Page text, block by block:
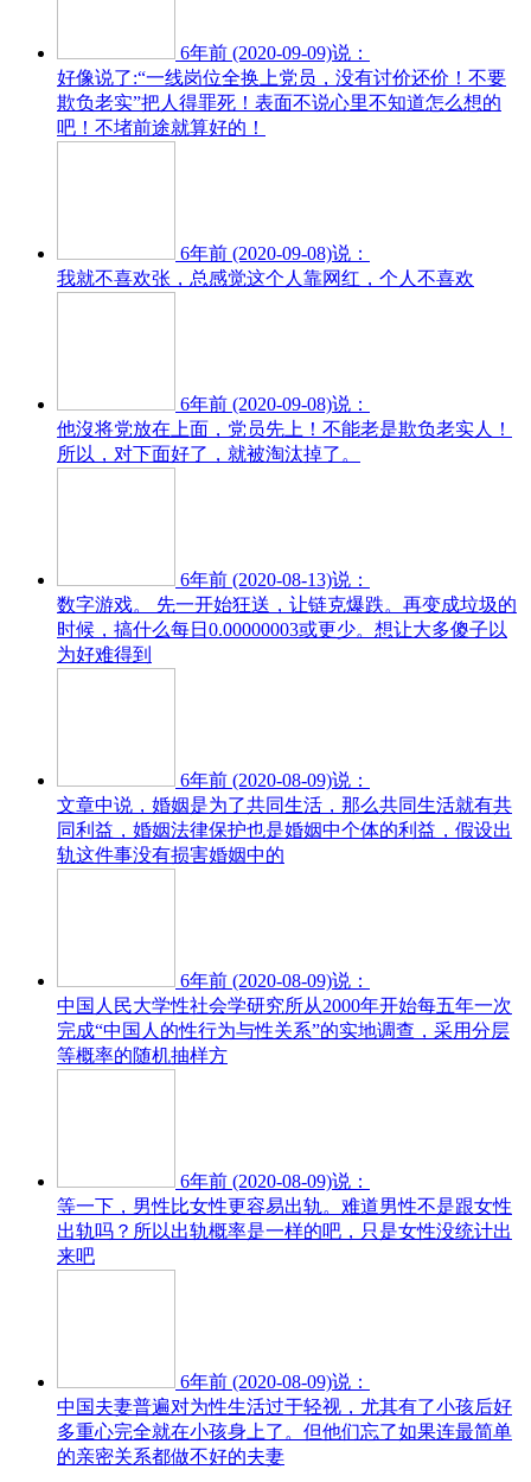
6年前 (2020-09-09)说：
好像说了:“一线岗位全换上党员，没有讨价还价！不要
欺负老实”把人得罪死！表面不说心里不知道怎么想的
吧！不堵前途就算好的！
6年前 (2020-09-08)说：
我就不喜欢张，总感觉这个人靠网红，个人不喜欢
6年前 (2020-09-08)说：
他沒将党放在上面，党员先上！不能老是欺负老实人！
所以，对下面好了，就被淘汰掉了。
6年前 (2020-08-13)说：
数字游戏。 先一开始狂送，让链克爆跌。再变成垃圾的
时候，搞什么每日0.00000003或更少。想让大多傻子以
为好难得到
6年前 (2020-08-09)说：
文章中说，婚姻是为了共同生活，那么共同生活就有共
同利益，婚姻法律保护也是婚姻中个体的利益，假设出
轨这件事没有损害婚姻中的
6年前 (2020-08-09)说：
中国人民大学性社会学研究所从2000年开始每五年一次
完成“中国人的性行为与性关系”的实地调查，采用分层
等概率的随机抽样方
6年前 (2020-08-09)说：
等一下，男性比女性更容易出轨。难道男性不是跟女性
出轨吗？所以出轨概率是一样的吧，只是女性没统计出
来吧
6年前 (2020-08-09)说：
中国夫妻普遍对为性生活过于轻视，尤其有了小孩后好
多重心完全就在小孩身上了。但他们忘了如果连最简单
的亲密关系都做不好的夫妻